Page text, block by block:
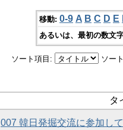
移動: 0-9 A B C D E
あるいは、最初の数文
ソート項目: ソー
タ
007 韓日発掘交流に参加して